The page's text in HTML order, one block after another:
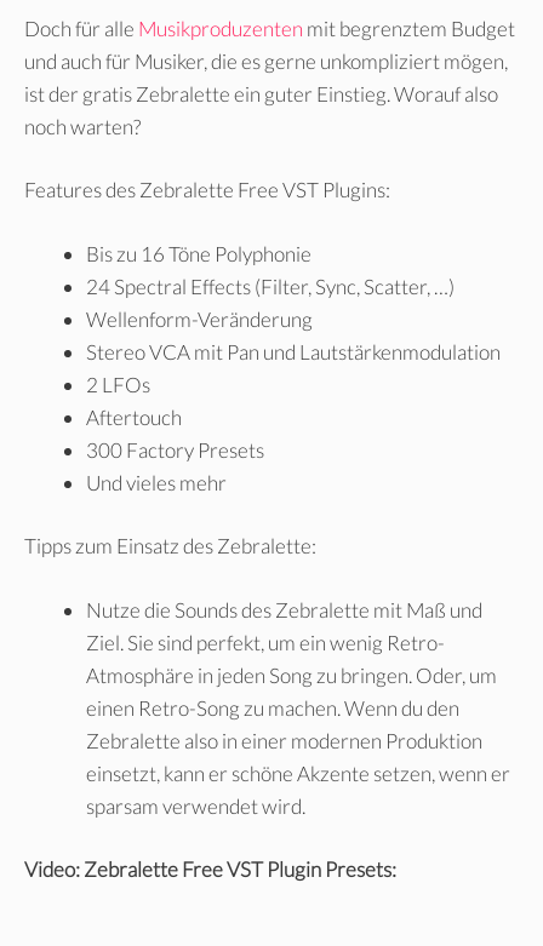
Doch für alle Musikproduzenten mit begrenztem Budget
und auch für Musiker, die es gerne unkompliziert mögen,
ist der gratis Zebralette ein guter Einstieg. Worauf also
noch warten?
Features des Zebralette Free VST Plugins:
Bis zu 16 Töne Polyphonie
24 Spectral Effects (Filter, Sync, Scatter, …)
Wellenform-Veränderung
Stereo VCA mit Pan und Lautstärkenmodulation
2 LFOs
Aftertouch
300 Factory Presets
Und vieles mehr
Tipps zum Einsatz des Zebralette:
Nutze die Sounds des Zebralette mit Maß und
Ziel. Sie sind perfekt, um ein wenig Retro-
Atmosphäre in jeden Song zu bringen. Oder, um
einen Retro-Song zu machen. Wenn du den
Zebralette also in einer modernen Produktion
einsetzt, kann er schöne Akzente setzen, wenn er
sparsam verwendet wird.
Video: Zebralette Free VST Plugin Presets: